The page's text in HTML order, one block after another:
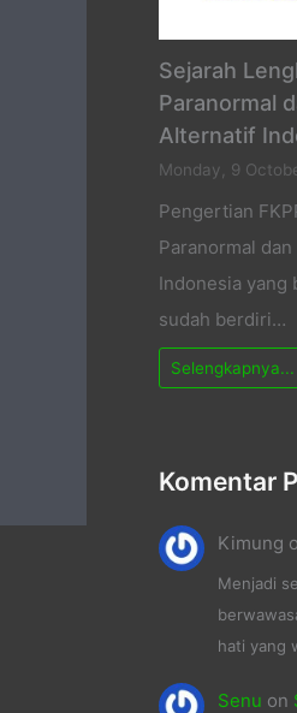
Sejarah
Paranormal
Alternatif
Monday, 9
Pengertian
Paranormal
Indonesia yang
sudah berdiri…
Selengkapnya...
Komentar
Kimung
Menjadi
hati yang
Senu on